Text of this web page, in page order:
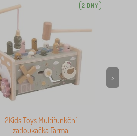
2 DNY
2Kids Toys Multifunkční
zatloukačka Farma
>